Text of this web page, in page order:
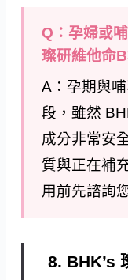
Q：孕婦或
璨研維他命
A：孕期與
段，雖然
成分非常安
質與正在補
用前先諮詢
8. BHK’s